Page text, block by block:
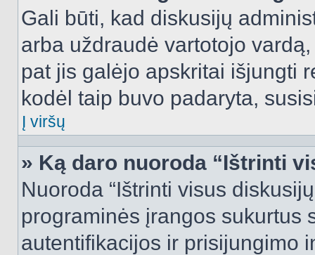
Gali būti, kad diskusijų
arba uždraudė vartotojo
pat jis galėjo apskritai išjungti
kodėl taip buvo padaryta,
Į viršų
» Ką daro nuoroda “Ištrinti
Nuoroda “Ištrinti visus
programinės įrangos sukurtus
autentifikacijos ir prisijungimo